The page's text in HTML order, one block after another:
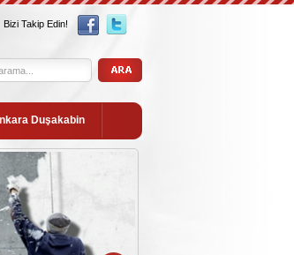
Bizi Takip Edin!
Duşakabin